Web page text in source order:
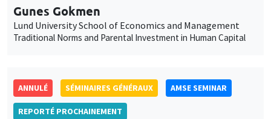
Gunes Gokmen
Lund University School of Economics and Management
Traditional Norms and Parental Investment in Human Capital
ANNULÉ SÉMINAIRES GÉNÉRAUX AMSE SEMINAR
REPORTÉ PROCHAINEMENT